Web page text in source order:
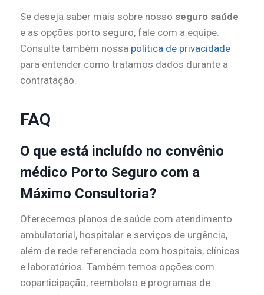
Se deseja saber mais sobre nosso seguro saúde
e as opções porto seguro, fale com a equipe.
Consulte também nossa política de privacidade
para entender como tratamos dados durante a
contratação.
FAQ
O que está incluído no convênio
médico Porto Seguro com a
Máximo Consultoria?
Oferecemos planos de saúde com atendimento
ambulatorial, hospitalar e serviços de urgência,
além de rede referenciada com hospitais, clínicas
e laboratórios. Também temos opções com
coparticipação, reembolso e programas de